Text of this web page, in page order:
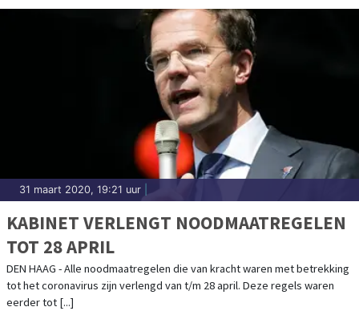
31 maart 2020, 19:21 uur
KABINET VERLENGT NOODMAATREGELEN
TOT 28 APRIL
DEN HAAG - Alle noodmaatregelen die van kracht waren met betrekking
tot het coronavirus zijn verlengd van t/m 28 april. Deze regels waren
eerder tot [...]